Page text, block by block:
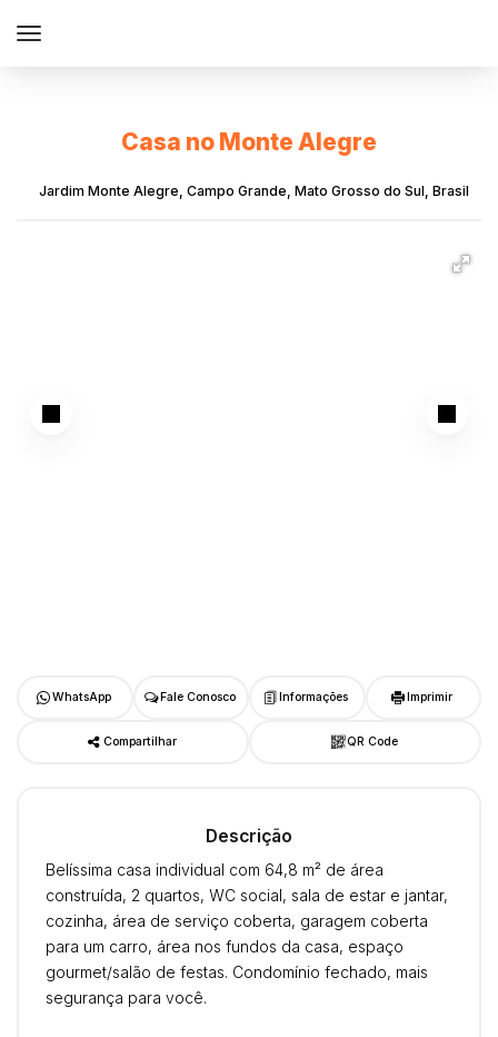
Casa no Monte Alegre
Jardim Monte Alegre, Campo Grande, Mato Grosso do Sul, Brasil
WhatsApp Fale Conosco Informações Imprimir
Compartilhar QR Code
Descrição
Belíssima casa individual com 64,8 m² de área
construída, 2 quartos, WC social, sala de estar e jantar,
cozinha, área de serviço coberta, garagem coberta
para um carro, área nos fundos da casa, espaço
gourmet/salão de festas. Condomínio fechado, mais
segurança para você.